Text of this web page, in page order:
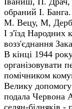
обраний І. Банга.
М. Вецу, М,
І з'їзд Народних
возз'єднання
В кінці 1944
організовувати
поміч­ником
Велику допомогу
подала Червона
селян-бідняків -